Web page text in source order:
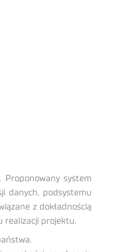
Proponowany system
danych, podsystemu
z dokładnością
realizacji projektu.